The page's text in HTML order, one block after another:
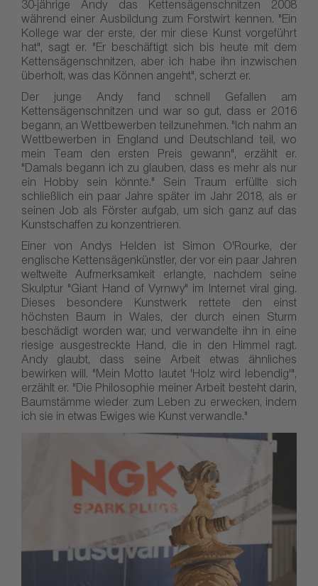
30-jährige Andy das Kettensägenschnitzen 2008
während einer Ausbildung zum Forstwirt kennen. "Ein
Kollege war der erste, der mir diese Kunst vorgeführt
hat", sagt er. "Er beschäftigt sich bis heute mit dem
Kettensägenschnitzen, aber ich habe ihn inzwischen
überholt, was das Können angeht", scherzt er.
Der junge Andy fand schnell Gefallen am
Kettensägenschnitzen und war so gut, dass er 2016
begann, an Wettbewerben teilzunehmen. "Ich nahm an
Wettbewerben in England und Deutschland teil, wo
mein Team den ersten Preis gewann", erzählt er.
"Damals begann ich zu glauben, dass es mehr als nur
ein Hobby sein könnte." Sein Traum erfüllte sich
schließlich ein paar Jahre später im Jahr 2018, als er
seinen Job als Förster aufgab, um sich ganz auf das
Kunstschaffen zu konzentrieren.
Einer von Andys Helden ist Simon O'Rourke, der
englische Kettensägenkünstler, der vor ein paar Jahren
weltweite Aufmerksamkeit erlangte, nachdem seine
Skulptur "Giant Hand of Vyrnwy" im Internet viral ging.
Dieses besondere Kunstwerk rettete den einst
höchsten Baum in Wales, der durch einen Sturm
beschädigt worden war, und verwandelte ihn in eine
riesige ausgestreckte Hand, die in den Himmel ragt.
Andy glaubt, dass seine Arbeit etwas ähnliches
bewirken will. "Mein Motto lautet 'Holz wird lebendig'",
erzählt er. "Die Philosophie meiner Arbeit besteht darin,
Baumstämme wieder zum Leben zu erwecken, indem
ich sie in etwas Ewiges wie Kunst verwandle."